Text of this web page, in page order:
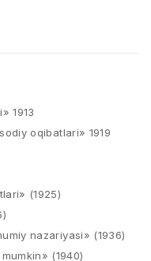
1913​
oqibatlari» 1919​
(1925)​
nazariyasi» (1936)​
(1940)